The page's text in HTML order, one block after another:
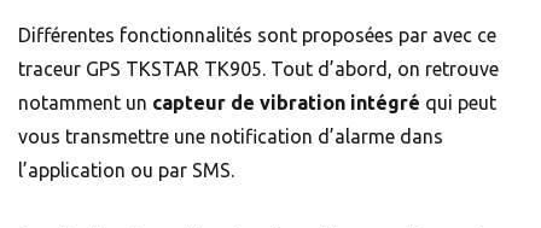
Différentes fonctionnalités sont proposées par avec ce
traceur GPS TKSTAR TK905. Tout d’abord, on retrouve
notamment un capteur de vibration intégré qui peut
vous transmettre une notification d’alarme dans
l’application ou par SMS.